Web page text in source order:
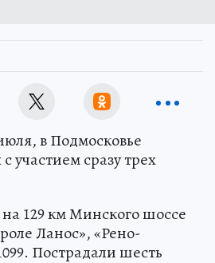
в Подмосковье
участием сразу трех
на 129 км Минского шоссе
Ланос», «Рено-
Пострадали шесть